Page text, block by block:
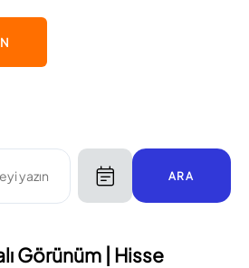
ARA
Görünüm | Hisse